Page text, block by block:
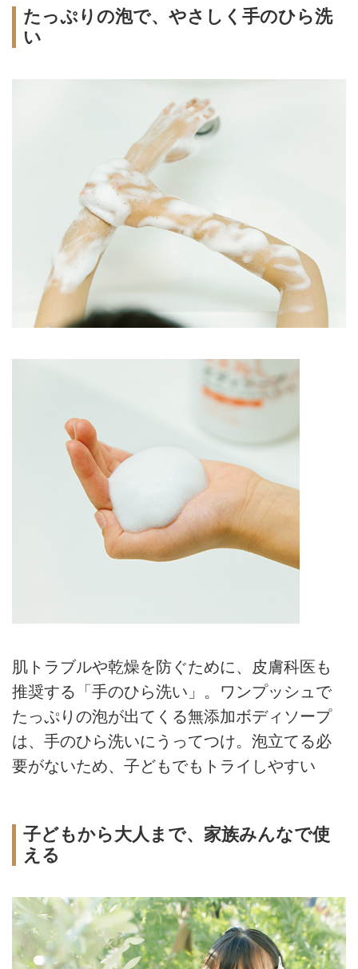
たっぷりの泡で、やさしく手のひら洗
い
肌トラブルや乾燥を防ぐために、皮膚科医も
推奨する「手のひら洗い」。ワンプッシュで
たっぷりの泡が出てくる無添加ボディソープ
は、手のひら洗いにうってつけ。泡立てる必
要がないため、子どもでもトライしやすい
子どもから大人まで、家族みんなで使
える